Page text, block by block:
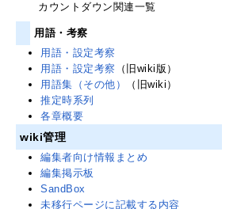
カウントダウン関連一覧
用語・考察
用語・設定考察
用語・設定考察
（旧wiki版）
用語集（その他）
（旧wiki）
推定時系列
各章概要
wiki管理
編集者向け情報まとめ
編集掲示板
SandBox
未移行ページに記載する内容